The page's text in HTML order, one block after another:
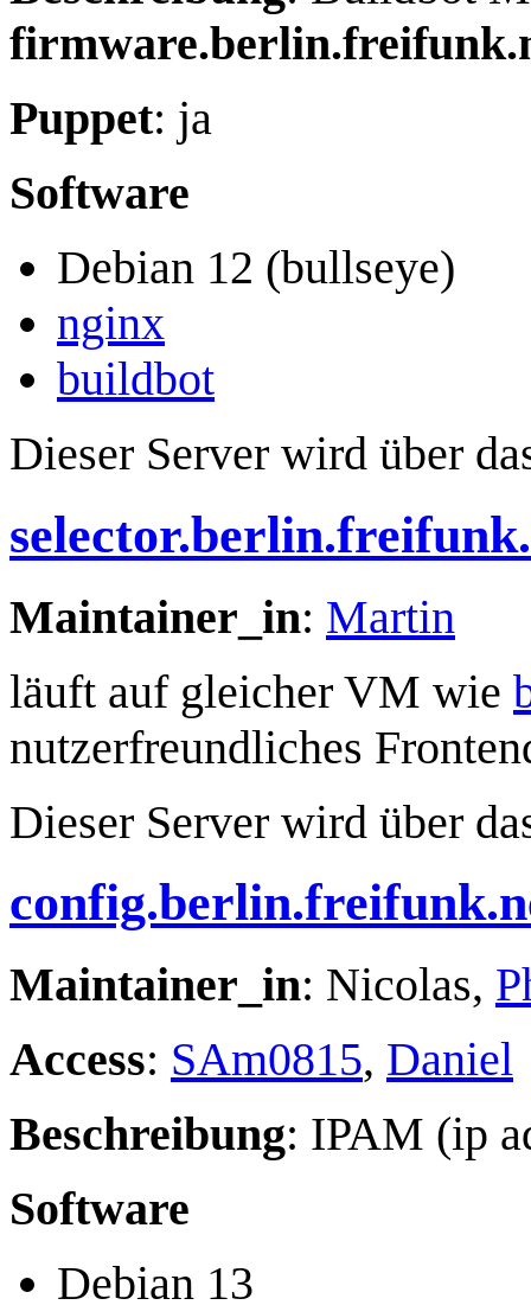
Puppet: ja
Software
Debian 12 (bullseye)
nginx
buildbot
Dieser Server wird über
Maintainer_in: Martin
läuft auf gleicher VM wie
nutzerfreundliches
Dieser Server wird über
Maintainer_in: Nicolas,
Access: SAm0815, Daniel
Beschreibung: IPAM (ip
Software
Debian 13